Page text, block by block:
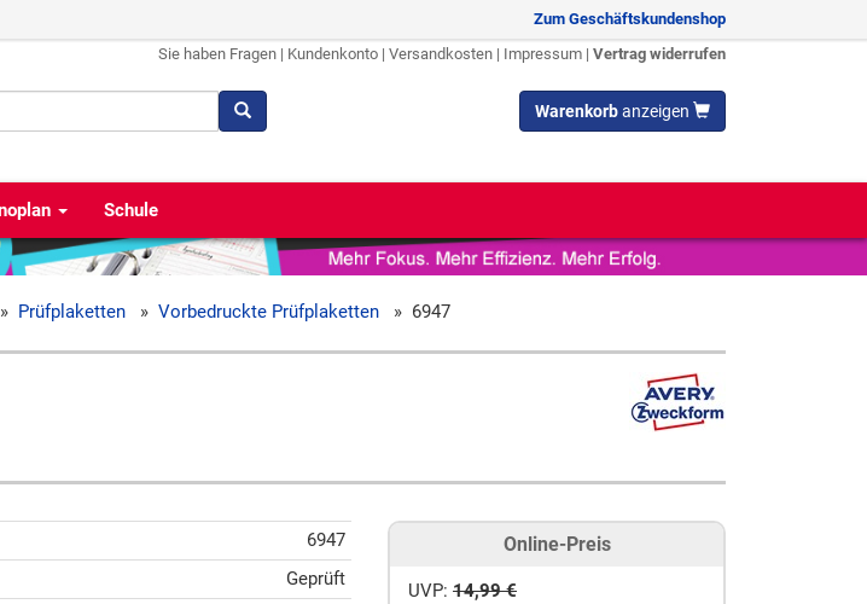
Zum Geschäftskundenshop
Sie haben Fragen | Kundenkonto | Versandkosten | Impressum | Vertrag widerrufen
Warenkorbanzeigen
Schule
» Prüfplaketten » Vorbedruckte Prüfplaketten » 6947
6947
Geprüft
Online-Preis
UVP: 14,99 €